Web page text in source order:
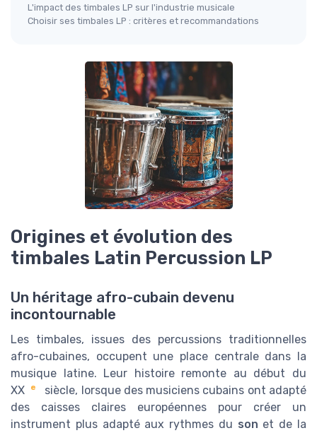
L'impact des timbales LP sur l'industrie musicale
Choisir ses timbales LP : critères et recommandations
Origines et évolution des
timbales Latin Percussion LP
Un héritage afro-cubain devenu
incontournable
Les timbales, issues des percussions traditionnelles
afro-cubaines, occupent une place centrale dans la
musique latine. Leur histoire remonte au début du
XX
e
siècle, lorsque des musiciens cubains ont adapté
des caisses claires européennes pour créer un
instrument plus adapté aux rythmes du son et de la